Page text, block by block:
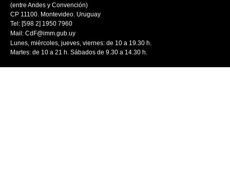
(entre Andes y Convención)
CP 11100. Montevideo. Uruguay
Tel: [598 2] 1950 7960
Mail: CdF@imm.gub.uy
Lunes, miércoles, jueves, viernes: de 10 a 19.30 h.
Martes: de 10 a 21 h. Sábados de 9.30 a 14.30 h.